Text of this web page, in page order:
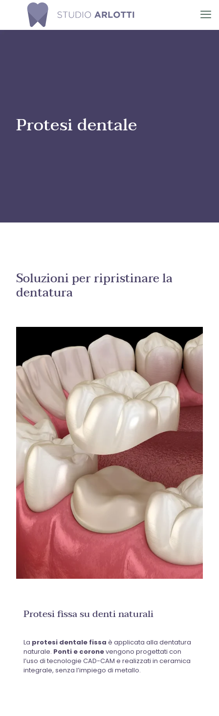
Protesi dentale
Soluzioni per ripristinare la
dentatura
Protesi fissa su denti naturali
La protesi dentale fissa è applicata alla dentatura
naturale. Ponti e coronevengono progettati con
l’uso di tecnologie CAD-CAM e realizzati in ceramica
integrale, senza l’impiego di metallo.